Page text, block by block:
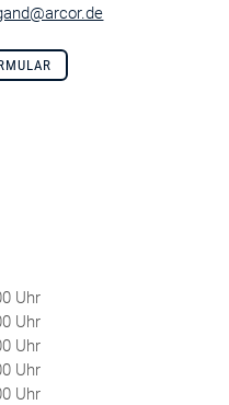
Uhr
Uhr
Uhr
Uhr
Uhr